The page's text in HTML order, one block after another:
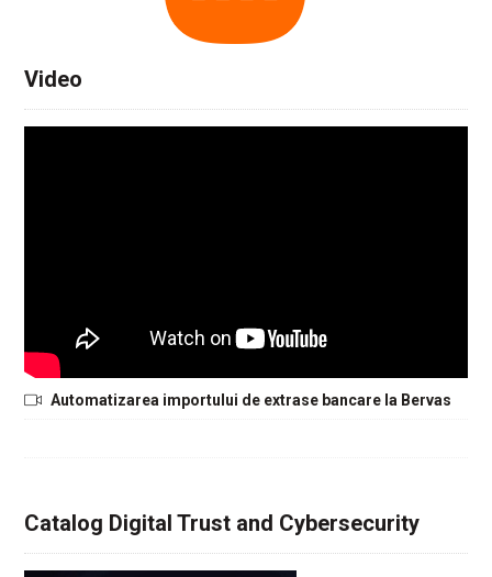
Video
Automatizarea importului de extrase bancare la Bervas
Catalog Digital Trust and Cybersecurity